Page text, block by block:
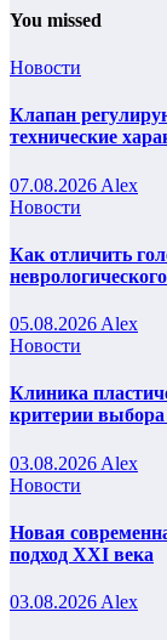
You missed
Новости
Клапан
технические
07.08.2026 Alex
Новости
Как отличить
неврологического
05.08.2026 Alex
Новости
Клиника
критерии выбора
03.08.2026 Alex
Новости
Новая
подход XXI века
03.08.2026 Alex